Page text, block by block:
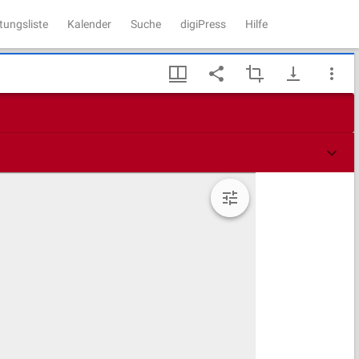
Kalender Suche digiPress Hilfe